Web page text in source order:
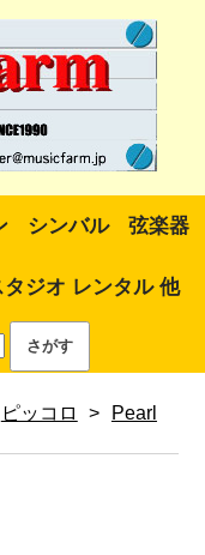
シンバル 弦楽器
タジオ レンタル 他
ピッコロ > Pearl